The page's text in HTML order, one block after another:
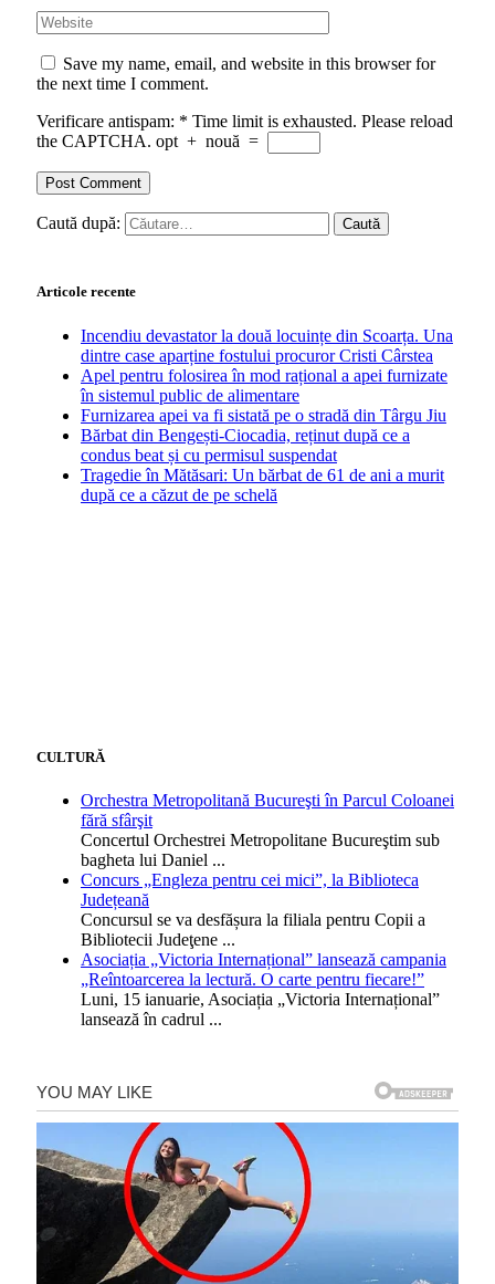
Save my name, email, and website in this browser for
the next time I comment.
Verificare antispam: * Time limit is exhausted. Please reload
the CAPTCHA. opt + nouă =
Caută după:
Articole recente
Incendiu devastator la două locuințe din Scoarța. Una
dintre case aparține fostului procuror Cristi Cârstea
Apel pentru folosirea în mod rațional a apei furnizate
în sistemul public de alimentare
Furnizarea apei va fi sistată pe o stradă din Târgu Jiu
Bărbat din Bengești-Ciocadia, reținut după ce a
condus beat și cu permisul suspendat
Tragedie în Mătăsari: Un bărbat de 61 de ani a murit
după ce a căzut de pe schelă
CULTURĂ
Orchestra Metropolitană Bucureşti în Parcul Coloanei
fără sfârşit
Concertul Orchestrei Metropolitane Bucureştim sub
bagheta lui Daniel ...
Concurs „Engleza pentru cei mici”, la Biblioteca
Județeană
Concursul se va desfășura la filiala pentru Copii a
Bibliotecii Judeţene ...
Asociația „Victoria Internațional” lansează campania
„Reîntoarcerea la lectură. O carte pentru fiecare!”
Luni, 15 ianuarie, Asociația „Victoria Internațional”
lansează în cadrul ...